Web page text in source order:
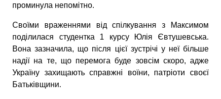
проминула непомітно.
Своїми враженнями від спілкування з Максимом
поділилася студентка 1 курсу Юлія Євтушевська.
Вона зазначила, що після цієї зустрічі у неї більше
надії на те, що перемога буде зовсім скоро, адже
Україну захищають справжні воїни, патріоти своєї
Батьківщини.